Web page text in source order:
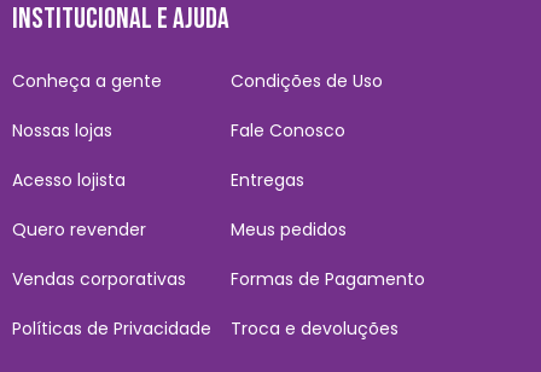
INSTITUCIONAL E AJUDA
Conheça a gente
Nossas lojas
Acesso lojista
Quero revender
Vendas corporativas
Políticas de Privacidade
Condições de Uso
Fale Conosco
Entregas
Meus pedidos
Formas de Pagamento
Troca e devoluções